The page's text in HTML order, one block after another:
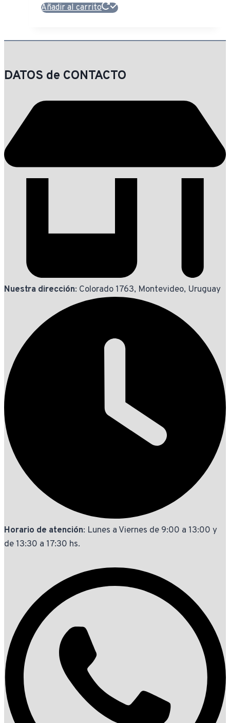
Añadir al carrito
DATOS de CONTACTO
Nuestra dirección: Colorado 1763, Montevideo, Uruguay
Horario de atención: Lunes a Viernes de 9:00 a 13:00 y
de 13:30 a 17:30 hs.